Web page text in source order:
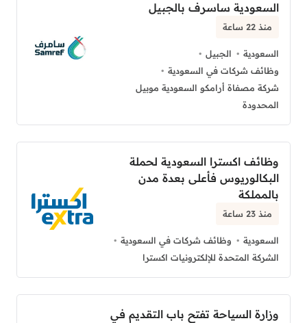
السعودية ساسرف بالجبيل
منذ 22 ساعة
السعودية
الجبيل
وظائف شركات في السعودية
شركة مصفاة أرامكو السعودية موبيل
المحدودة
وظائف اكسترا السعودية لحملة
البكالوريوس فأعلى بعدة مدن
بالمملكة
منذ 23 ساعة
السعودية
وظائف شركات في السعودية
الشركة المتحدة للإلكترونيات اكسترا
وزارة السياحة تفتح باب التقديم في